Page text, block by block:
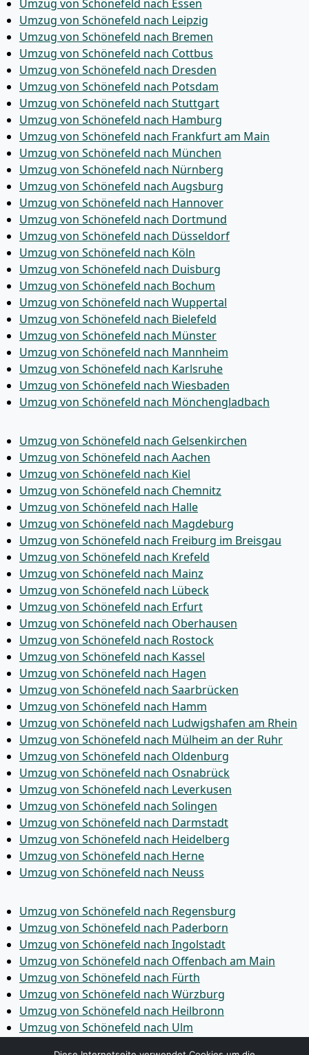
Umzug von Schönefeld nach Essen
Umzug von Schönefeld nach Leipzig
Umzug von Schönefeld nach Bremen
Umzug von Schönefeld nach Cottbus
Umzug von Schönefeld nach Dresden
Umzug von Schönefeld nach Potsdam
Umzug von Schönefeld nach Stuttgart
Umzug von Schönefeld nach Hamburg
Umzug von Schönefeld nach Frankfurt am Main
Umzug von Schönefeld nach München
Umzug von Schönefeld nach Nürnberg
Umzug von Schönefeld nach Augsburg
Umzug von Schönefeld nach Hannover
Umzug von Schönefeld nach Dortmund
Umzug von Schönefeld nach Düsseldorf
Umzug von Schönefeld nach Köln
Umzug von Schönefeld nach Duisburg
Umzug von Schönefeld nach Bochum
Umzug von Schönefeld nach Wuppertal
Umzug von Schönefeld nach Bielefeld
Umzug von Schönefeld nach Münster
Umzug von Schönefeld nach Mannheim
Umzug von Schönefeld nach Karlsruhe
Umzug von Schönefeld nach Wiesbaden
Umzug von Schönefeld nach Mönchen­gladbach
Umzug von Schönefeld nach Gelsenkirchen
Umzug von Schönefeld nach Aachen
Umzug von Schönefeld nach Kiel
Umzug von Schönefeld nach Chemnitz
Umzug von Schönefeld nach Halle
Umzug von Schönefeld nach Magdeburg
Umzug von Schönefeld nach Freiburg im Breisgau
Umzug von Schönefeld nach Krefeld
Umzug von Schönefeld nach Mainz
Umzug von Schönefeld nach Lübeck
Umzug von Schönefeld nach Erfurt
Umzug von Schönefeld nach Oberhausen
Umzug von Schönefeld nach Rostock
Umzug von Schönefeld nach Kassel
Umzug von Schönefeld nach Hagen
Umzug von Schönefeld nach Saarbrücken
Umzug von Schönefeld nach Hamm
Umzug von Schönefeld nach Ludwigshafen am Rhein
Umzug von Schönefeld nach Mülheim an der Ruhr
Umzug von Schönefeld nach Oldenburg
Umzug von Schönefeld nach Osnabrück
Umzug von Schönefeld nach Leverkusen
Umzug von Schönefeld nach Solingen
Umzug von Schönefeld nach Darmstadt
Umzug von Schönefeld nach Heidelberg
Umzug von Schönefeld nach Herne
Umzug von Schönefeld nach Neuss
Umzug von Schönefeld nach Regensburg
Umzug von Schönefeld nach Paderborn
Umzug von Schönefeld nach Ingolstadt
Umzug von Schönefeld nach Offenbach am Main
Umzug von Schönefeld nach Fürth
Umzug von Schönefeld nach Würzburg
Umzug von Schönefeld nach Heilbronn
Umzug von Schönefeld nach Ulm